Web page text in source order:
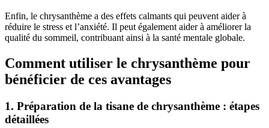
Enfin, le chrysanthème a des effets calmants qui peuvent aider à
réduire le stress et l’anxiété. Il peut également aider à améliorer la
qualité du sommeil, contribuant ainsi à la santé mentale globale.
Comment utiliser le chrysanthème pour
bénéficier de ces avantages
1. Préparation de la tisane de chrysanthème : étapes
détaillées